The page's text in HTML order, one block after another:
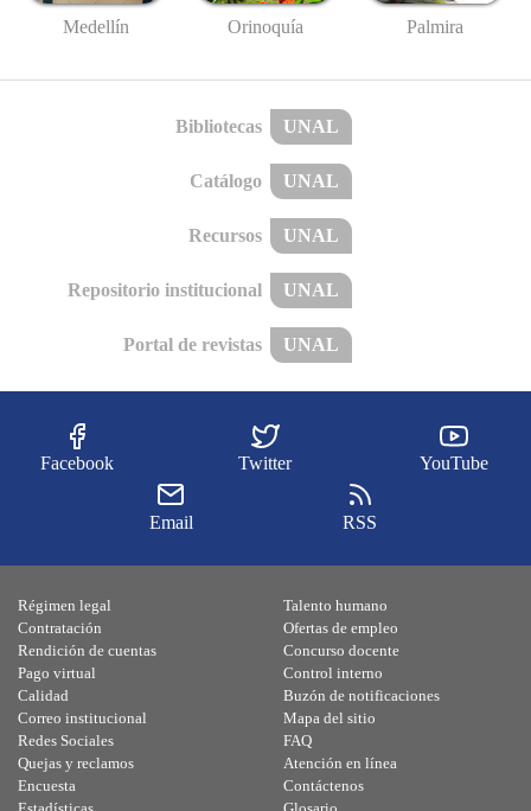
Medellín Orinoquía Palmira
Bibliotecas UNAL
Catálogo UNAL
Recursos UNAL
Repositorio institucional UNAL
Portal de revistas UNAL
Facebook Twitter YouTube
Email RSS
Régimen legal
Contratación
Rendición de cuentas
Pago virtual
Calidad
Talento humano
Ofertas de empleo
Concurso docente
Control interno
Buzón de notificaciones
Correo institucional
Redes Sociales
Quejas y reclamos
Encuesta
Mapa del sitio
FAQ
Atención en línea
Contáctenos